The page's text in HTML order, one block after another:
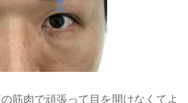
筋肉で頑張って目を開けなくてよ